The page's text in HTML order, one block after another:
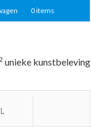
0items
unieke kunstbeleving